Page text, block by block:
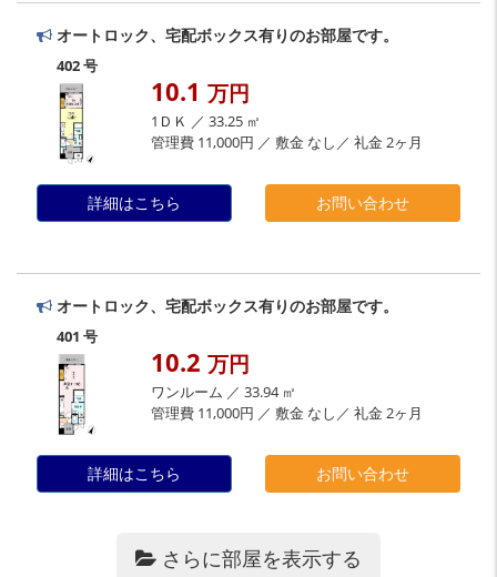
オートロック、宅配ボックス有りのお部屋です。
402 号
10.1 万円
1ＤＫ ／ 33.25 ㎡
管理費 11,000円 ／ 敷金 なし／ 礼金 2ヶ月
詳細はこちら お問い合わせ
オートロック、宅配ボックス有りのお部屋です。
401 号
10.2 万円
ワンルーム ／ 33.94 ㎡
管理費 11,000円 ／ 敷金 なし／ 礼金 2ヶ月
詳細はこちら お問い合わせ
さらに部屋を表示する